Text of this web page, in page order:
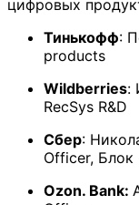
цифровых
Тинькофф:
products
Wildberries:
RecSys R&D
Сбер:
Officer,
Ozon. Bank: